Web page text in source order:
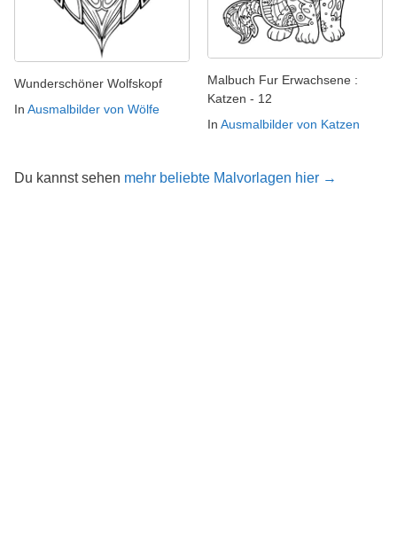
Wunderschöner Wolfskopf
In Ausmalbilder von Wölfe
Malbuch Fur Erwachsene :
Katzen - 12
In Ausmalbilder von Katzen
Du kannst sehen mehr beliebte Malvorlagen hier →